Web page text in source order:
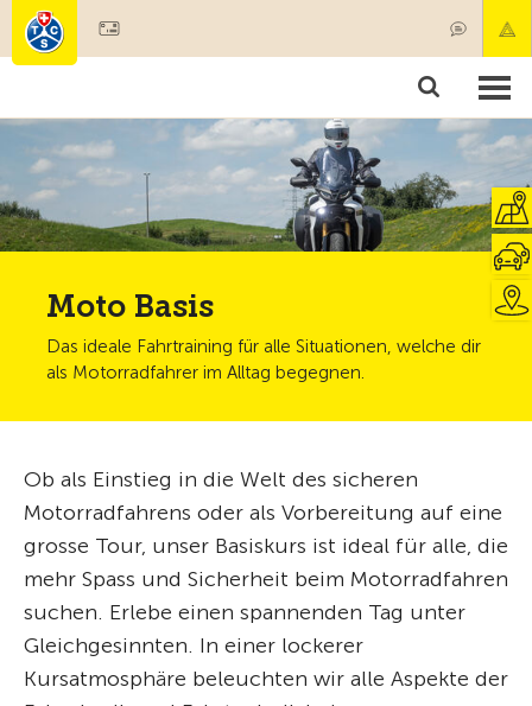
Mitgliedschaft & Leistungen
Test, Sicherheit & Gesundheit
Moto Basis
Das ideale Fahrtraining für alle Situationen, welche dir
als Motorradfahrer im Alltag begegnen.
Ob als Einstieg in die Welt des sicheren
Motorradfahrens oder als Vorbereitung auf eine
grosse Tour, unser Basiskurs ist ideal für alle, die
mehr Spass und Sicherheit beim Motorradfahren
suchen. Erlebe einen spannenden Tag unter
Gleichgesinnten. In einer lockerer
Kursatmosphäre beleuchten wir alle Aspekte der